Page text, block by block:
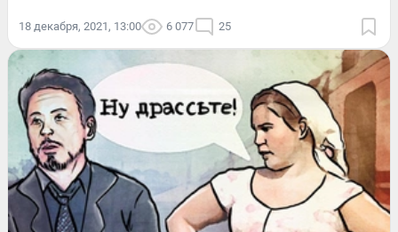
18 декабря, 2021, 13:00 6 077 25